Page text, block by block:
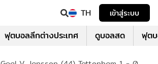
TH เข้าสู่ระบบ
ฟุตบอลลีกต่างประเทศ ดูบอลสด ฟุต